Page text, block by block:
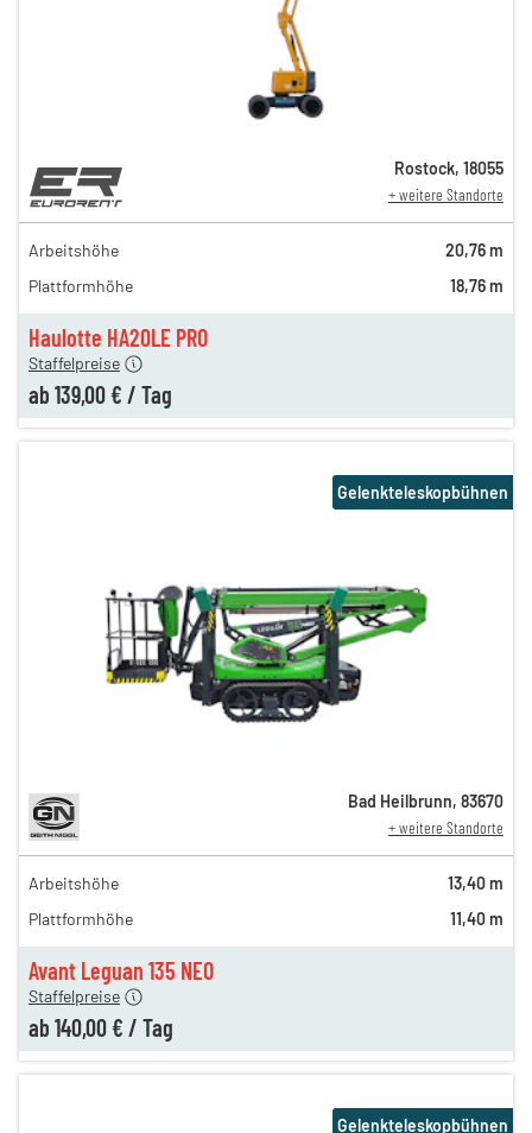
Haulotte HA20LE PRO
249,00 €
229,00 €
209,00 €
189,00 €
Staffelpreise
ab 139,00 € / Tag
Rostock, 18055
+ weitere Standorte
Arbeitshöhe
20,76 m
Plattformhöhe
18,76 m
Avant Leguan 135 NEO
180,00 €
160,00 €
Staffelpreise
ab 140,00 € / Tag
Gelenkteleskopbühnen
Bad Heilbrunn, 83670
+ weitere Standorte
Arbeitshöhe
13,40 m
Plattformhöhe
11,40 m
Gelenkteleskopbühnen